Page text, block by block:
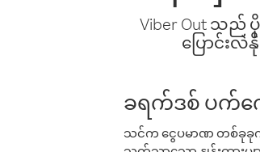
Viber Out သည်
ပြောင်း
ခရက်ဒစ် ပက်ကေ့
သင်က ငွေပမာဏ တစ်ခုခု